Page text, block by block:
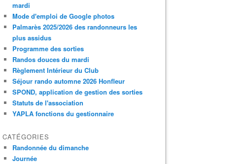
mardi
Mode d'emploi de Google photos
Palmarès 2025/2026 des randonneurs les
plus assidus
Programme des sorties
Randos douces du mardi
Règlement Intérieur du Club
Séjour rando automne 2026 Honfleur
SPOND, application de gestion des sorties
Statuts de l'association
YAPLA fonctions du gestionnaire
CATÉGORIES
Randonnée du dimanche
Journée